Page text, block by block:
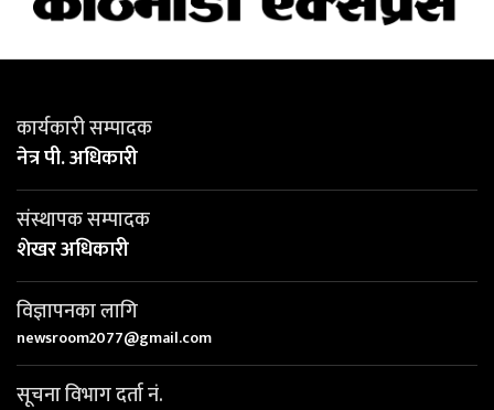
कार्यकारी सम्पादक
नेत्र पी. अधिकारी
संस्थापक सम्पादक
शेखर अधिकारी
विज्ञापनका लागि
newsroom2077@gmail.com
सूचना विभाग दर्ता नं.